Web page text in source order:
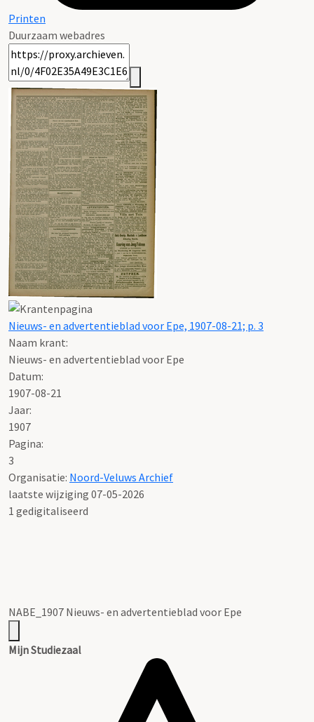
Printen
Duurzaam webadres
Nieuws- en advertentieblad voor Epe, 1907-08-21; p. 3
Naam krant:
Nieuws- en advertentieblad voor Epe
Datum:
1907-08-21
Jaar:
1907
Pagina:
3
Organisatie: Noord-Veluws Archief
laatste wijziging 07-05-2026
1 gedigitaliseerd
NABE_1907 Nieuws- en advertentieblad voor Epe
Mijn Studiezaal